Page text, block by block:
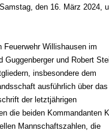
den 16. März 2024,
Willishausen im
und Robert
insbesondere dem
ausführlich über das
der letztjährigen
die beiden Kommandanten
Mannschaftszahlen, die